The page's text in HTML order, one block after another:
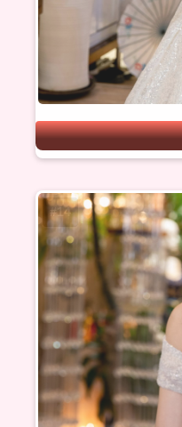
#14